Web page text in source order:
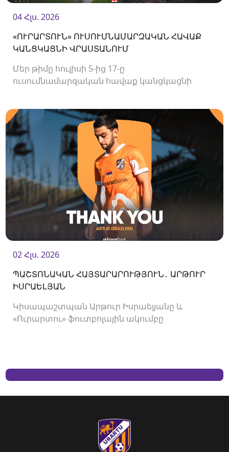
04 Հլս. 2026
«ՈՒՐԱՐՏՈՒՆ» ՈՒՍՈՒՄՆԱՄԱՐԶԱԿԱՆ ՀԱՎԱՔ
ԿԱՆՑԿԱՑՆԻ ՎՐԱՍՏԱՆՈՒՄ
Մեր թիմը հուլիսի 5-ից 17-ը
ուսումնամարզական հավաք կանցկացնի
02 Հլս. 2026
ՊԱՇՏՈՆԱԿԱՆ ՀԱՅՏԱՐԱՐՈՒԹՅՈՒՆ․ ԱՐԹՈՒՐ
ԻՍՐԱԵԼՅԱՆ
Կիսապաշտպան Արթուր Իսրաելյանը և
«Ուրարտու» ֆուտբոլային ակումբը